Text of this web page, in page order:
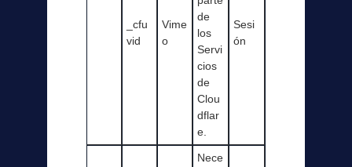
_cfu
vid
Vime
o
de
los
Servi
cios
de
Clou
dflar
e.
Sesi
ón
Nece